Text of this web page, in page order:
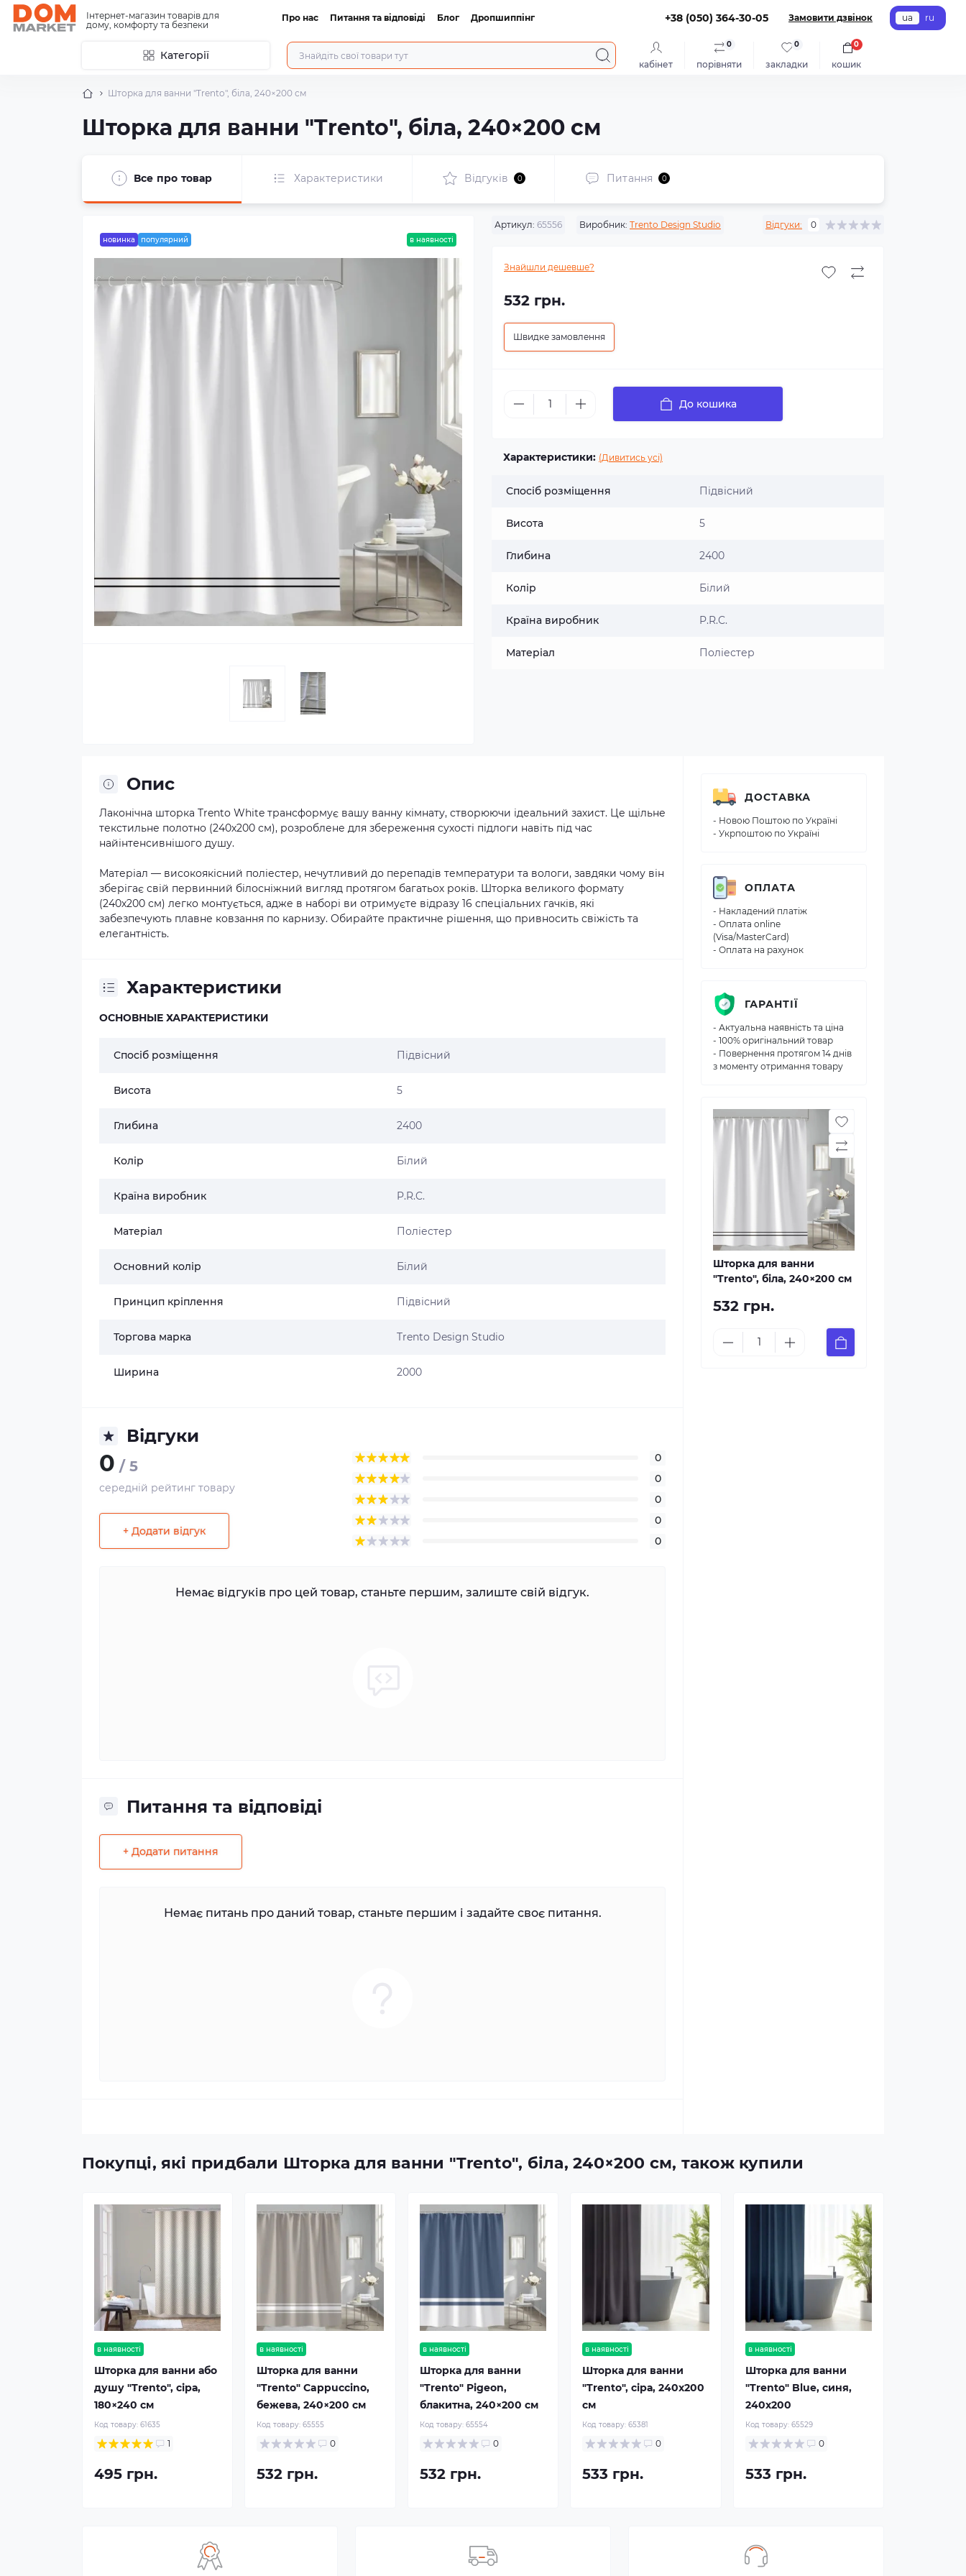
Інтернет-магазин товарів для
дому, комфорту та безпеки
Про нас Питання та відповіді Блог Дропшиппінг +38 (050) 364-30-05 Замовити дзвінок ua ru
Категорії
кабінет порівняти
0
закладки
0
кошик
0
Шторка для ванни "Trento", біла, 240×200 см
Шторка для ванни "Trento", біла, 240×200 см
Все про товар Характеристики Відгуків 0 Питання 0
новинка популярний в наявності
Артикул: 65556 Виробник: Trento Design Studio Відгуки: 0
Знайшли дешевше?
532 грн.
Швидке замовлення
До кошика
Характеристики: (Дивитись усі)
Спосіб розміщення Підвісний
Висота 5
Глибина 2400
Колір Білий
Країна виробник P.R.C.
Матеріал Поліестер
Опис
Лаконічна шторка Trento White трансформує вашу ванну кімнату, створюючи ідеальний захист. Це щільне
текстильне полотно (240х200 см), розроблене для збереження сухості підлоги навіть під час
найінтенсивнішого душу.
Матеріал — високоякісний поліестер, нечутливий до перепадів температури та вологи, завдяки чому він
зберігає свій первинний білосніжний вигляд протягом багатьох років. Шторка великого формату
(240х200 см) легко монтується, адже в наборі ви отримуєте відразу 16 спеціальних гачків, які
забезпечують плавне ковзання по карнизу. Обирайте практичне рішення, що привносить свіжість та
елегантність.
Характеристики
ОСНОВНЫЕ ХАРАКТЕРИСТИКИ
Спосіб розміщення Підвісний
Висота 5
Глибина 2400
Колір Білий
Країна виробник P.R.C.
Матеріал Поліестер
Основний колір Білий
Принцип кріплення Підвісний
Торгова марка Trento Design Studio
Ширина 2000
Відгуки
0 / 5
середній рейтинг товару
+ Додати відгук
0
0
0
0
0
Немає відгуків про цей товар, станьте першим, залиште свій відгук.
Питання та відповіді
+ Додати питання
Немає питань про даний товар, станьте першим і задайте своє питання.
ДОСТАВКА
- Новою Поштою по Україні
- Укрпоштою по Україні
ОПЛАТА
- Накладений платіж
- Оплата online
(Visa/MasterCard)
- Оплата на рахунок
ГАРАНТІЇ
- Актуальна наявність та ціна
- 100% оригінальний товар
- Повернення протягом 14 днів
з моменту отримання товару
Шторка для ванни
"Trento", біла, 240×200 см
532 грн.
Покупці, які придбали Шторка для ванни "Trento", біла, 240×200 см, також купили
в наявності
Шторка для ванни або
душу "Trento", сіра,
180×240 см
Код товару: 61635
1
495 грн.
в наявності
Шторка для ванни
"Trento" Cappuccino,
бежева, 240×200 см
Код товару:65555
0
532 грн.
в наявності
Шторка для ванни
"Trento" Pigeon,
блакитна, 240×200 см
Код товару: 65554
0
532 грн.
в наявності
Шторка для ванни
"Trento", сіра, 240х200
см
Код товару:65381
0
533 грн.
в наявності
Шторка для ванни
"Trento" Blue, синя,
240х200
Код товару: 65529
0
533 грн.